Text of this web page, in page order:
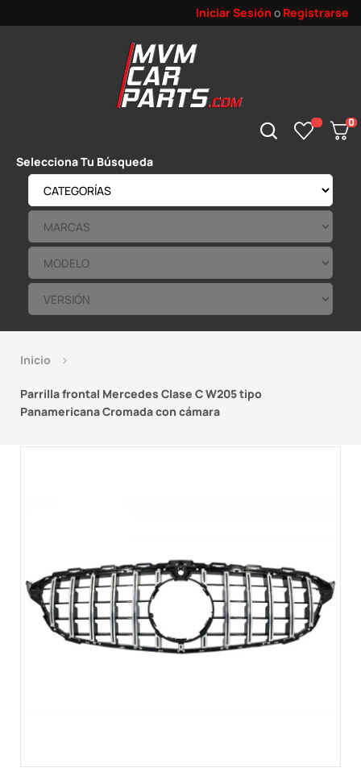
Iniciar Sesión o Registrarse
0
Selecciona Tu Búsqueda
Inicio
Parrilla frontal Mercedes Clase C W205 tipo
Panamericana Cromada con cámara